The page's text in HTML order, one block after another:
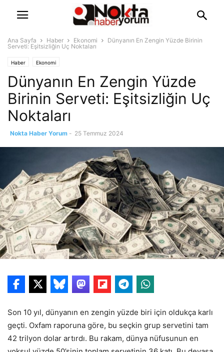
Ana Sayfa Haber Ekonomi
Dünyanın En Zengin Yüzde Birinin
Serveti: Eşitsizliğin Uç Noktaları
Haber Ekonomi
Dünyanın En Zengin Yüzde
Birinin Serveti: Eşitsizliğin Uç
Noktaları
Nokta Haber Yorum - 25 Temmuz 2024
Son 10 yıl, dünyanın en zengin yüzde biri için oldukça karlı
geçti. Oxfam raporuna göre, bu seçkin grup servetini tam
42 trilyon dolar artırdı. Bu rakam, dünya nüfusunun en